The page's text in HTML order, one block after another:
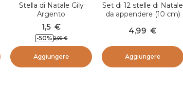
Stella di Natale Gily
Argento
1,5 €
-50% 2,99 €
Aggiungere
Set di 12 stelle di Natale
da appendere (10 cm)
4,99 €
Aggiungere